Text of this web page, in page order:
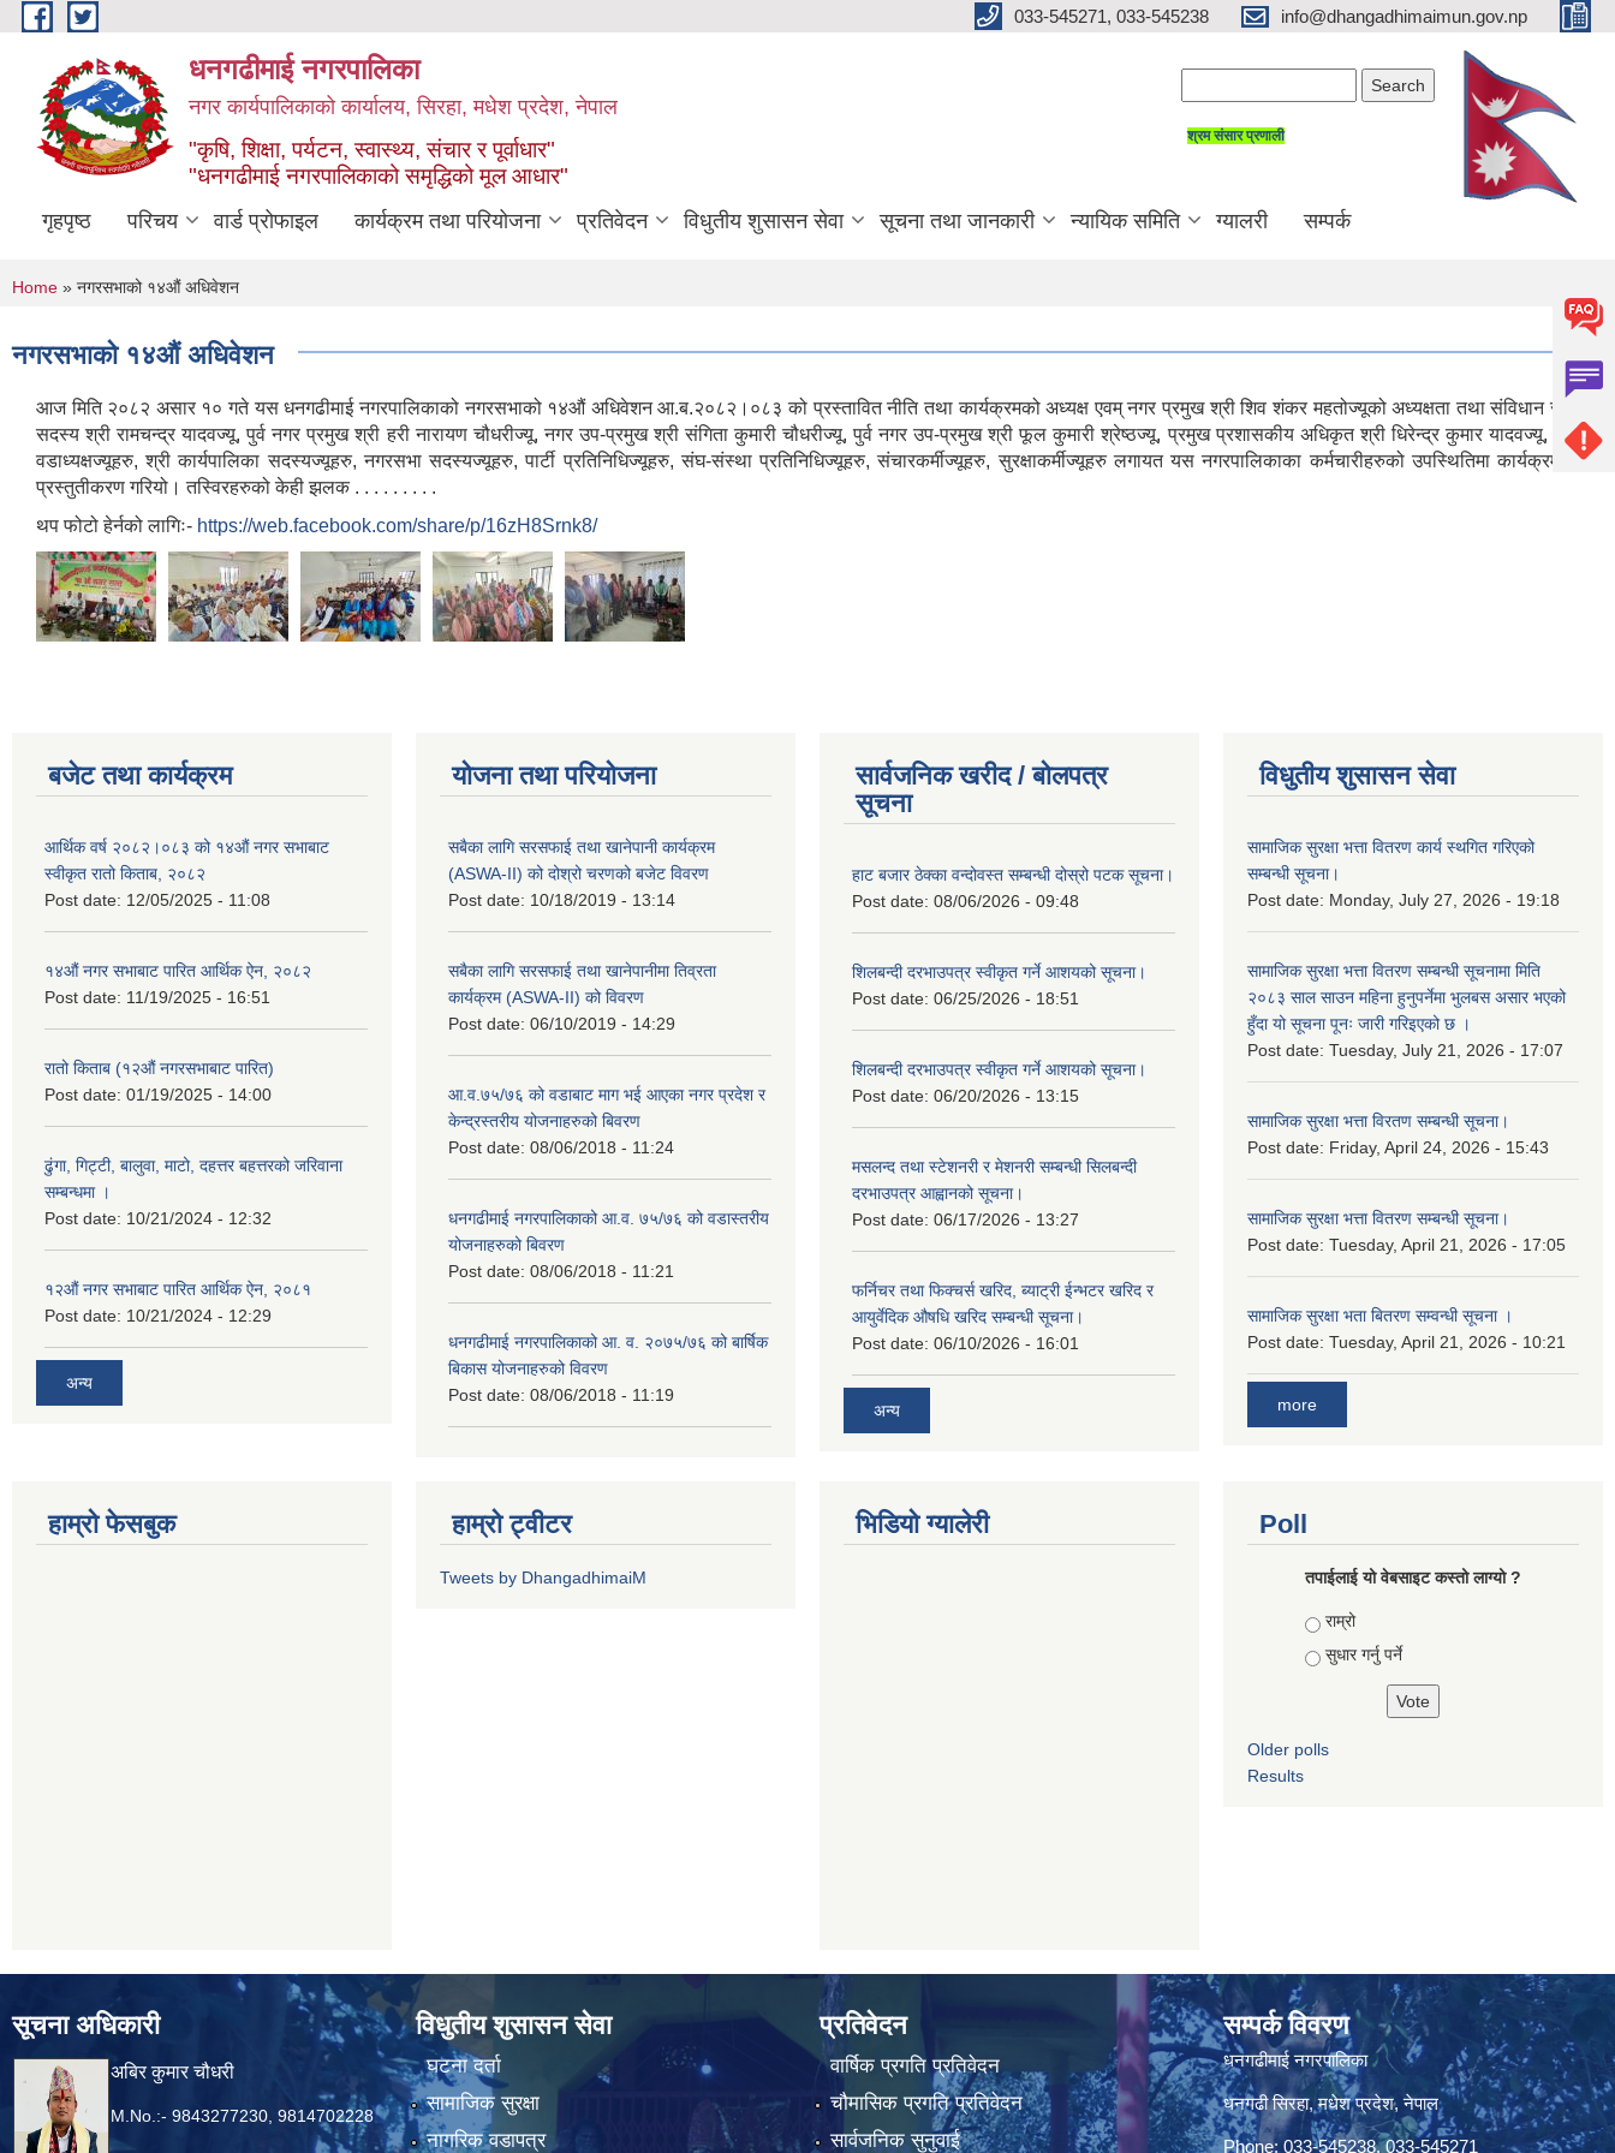
Skip to main content 033-545271, 033-545238 info@dhangadhimaimun.gov.np
धनगढीमाई नगरपालिका
नगर कार्यपालिकाको कार्यालय, सिरहा, मधेश प्रदेश, नेपाल
"कृषि, शिक्षा, पर्यटन, स्वास्थ्य, संचार र पूर्वाधार"
"धनगढीमाई नगरपालिकाको समृद्धिको मूल आधार"
श्रम संसार प्रणाली
गृहपृष्ठ परिचय वार्ड प्रोफाइल कार्यक्रम तथा परियोजना प्रतिवेदन विधुतीय शुसासन सेवा सूचना तथा जानकारी न्यायिक समिति ग्यालरी सम्पर्क
You are here
Home » नगरसभाको १४औं अधिवेशन
नगरसभाको १४औं अधिवेशन
आज मिति २०८२ असार १० गते यस धनगढीमाई नगरपालिकाको नगरसभाको १४औं अधिवेशन आ.ब.२०८२।०८३ को प्रस्तावित नीति तथा कार्यक्रमको अध्यक्ष एवम् नगर प्रमुख श्री शिव शंकर महतोज्यूको अध्यक्षता तथा संविधान सभा
सदस्य श्री रामचन्द्र यादवज्यू, पुर्व नगर प्रमुख श्री हरी नारायण चौधरीज्यू, नगर उप-प्रमुख श्री संगिता कुमारी चौधरीज्यू, पुर्व नगर उप-प्रमुख श्री फूल कुमारी श्रेष्ठज्यू, प्रमुख प्रशासकीय अधिकृत श्री धिरेन्द्र कुमार यादवज्यू, श्री
वडाध्यक्षज्यूहरु, श्री कार्यपालिका सदस्यज्यूहरु, नगरसभा सदस्यज्यूहरु, पार्टी प्रतिनिधिज्यूहरु, संघ-संस्था प्रतिनिधिज्यूहरु, संचारकर्मीज्यूहरु, सुरक्षाकर्मीज्यूहरु लगायत यस नगरपालिकाका कर्मचारीहरुको उपस्थितिमा कार्यक्रमको
प्रस्तुतीकरण गरियो। तस्विरहरुको केही झलक . . . . . . . . .
थप फोटो हेर्नको लागिः- https://web.facebook.com/share/p/16zH8Srnk8/
बजेट तथा कार्यक्रम
आर्थिक वर्ष २०८२।०८३ को १४औं नगर सभाबाट
स्वीकृत रातो किताब, २०८२
Post date: 12/05/2025 - 11:08
१४औं नगर सभाबाट पारित आर्थिक ऐन, २०८२
Post date: 11/19/2025 - 16:51
रातो किताब (१२औं नगरसभाबाट पारित)
Post date: 01/19/2025 - 14:00
ढुंगा, गिट्टी, बालुवा, माटो, दहत्तर बहत्तरको जरिवाना
सम्बन्धमा ।
Post date: 10/21/2024 - 12:32
१२औं नगर सभाबाट पारित आर्थिक ऐन, २०८१
Post date: 10/21/2024 - 12:29
अन्य
योजना तथा परियोजना
सबैका लागि सरसफाई तथा खानेपानी कार्यक्रम
(ASWA-II) को दोश्रो चरणको बजेट विवरण
Post date: 10/18/2019 - 13:14
सबैका लागि सरसफाई तथा खानेपानीमा तिव्रता
कार्यक्रम (ASWA-II) को विवरण
Post date: 06/10/2019 - 14:29
आ.व.७५/७६ को वडाबाट माग भई आएका नगर प्रदेश र
केन्द्रस्तरीय योजनाहरुको बिवरण
Post date: 08/06/2018 - 11:24
धनगढीमाई नगरपालिकाको आ.व. ७५/७६ को वडास्तरीय
योजनाहरुको बिवरण
Post date: 08/06/2018 - 11:21
धनगढीमाई नगरपालिकाको आ. व. २०७५/७६ को बार्षिक
बिकास योजनाहरुको विवरण
Post date: 08/06/2018 - 11:19
सार्वजनिक खरीद / बोलपत्र
सूचना
हाट बजार ठेक्का वन्दोवस्त सम्बन्धी दोस्रो पटक सूचना।
Post date: 08/06/2026 - 09:48
शिलबन्दी दरभाउपत्र स्वीकृत गर्ने आशयको सूचना।
Post date: 06/25/2026 - 18:51
शिलबन्दी दरभाउपत्र स्वीकृत गर्ने आशयको सूचना।
Post date: 06/20/2026 - 13:15
मसलन्द तथा स्टेशनरी र मेशनरी सम्बन्धी सिलबन्दी
दरभाउपत्र आह्वानको सूचना।
Post date: 06/17/2026 - 13:27
फर्निचर तथा फिक्चर्स खरिद, ब्याट‍्री ईन्भटर खरिद र
आयुर्वेदिक औषधि खरिद सम्बन्धी सूचना।
Post date: 06/10/2026 - 16:01
अन्य
विधुतीय शुसासन सेवा
सामाजिक सुरक्षा भत्ता वितरण कार्य स्थगित गरिएको
सम्बन्धी सूचना।
Post date: Monday, July 27, 2026 - 19:18
सामाजिक सुरक्षा भत्ता वितरण सम्बन्धी सूचनामा मिति
२०८३ साल साउन महिना हुनुपर्नेमा भुलबस असार भएको
हुँदा यो सूचना पूनः जारी गरिइएको छ ।
Post date: Tuesday, July 21, 2026 - 17:07
सामाजिक सुरक्षा भत्ता विरतण सम्बन्धी सूचना।
Post date: Friday, April 24, 2026 - 15:43
सामाजिक सुरक्षा भत्ता वितरण सम्‍बन्धी सूचना।
Post date: Tuesday, April 21, 2026 - 17:05
सामाजिक सुरक्षा भता बितरण सम्वन्धी सूचना ।
Post date: Tuesday, April 21, 2026 - 10:21
more
हाम्रो फेसबुक हाम्रो ट्वीटर
Tweets by DhangadhimaiM
भिडियाे ग्यालेरी Poll
तपाई‌लाई यो वेबसाइट कस्तो लाग्यो ?
Choices
राम्रो
सुधार गर्नु पर्ने
Older polls
Results
सूचना अधिकारी
अबिर कुमार चौधरी
M.No.:- 9843277230, 9814702228
विधुतीय शुसासन सेवा
घटना दर्ता
सामाजिक सुरक्षा
नागरिक वडापत्र
प्रतिवेदन
वार्षिक प्रगति प्रतिवेदन
चौमासिक प्रगति प्रतिवेदन
सार्वजनिक सुनुवाई
सम्पर्क विवरण
धनगढीमाई नगरपालिका
धनगढी सिरहा, मधेश प्रदेश, नेपाल
Phone: 033-545238, 033-545271